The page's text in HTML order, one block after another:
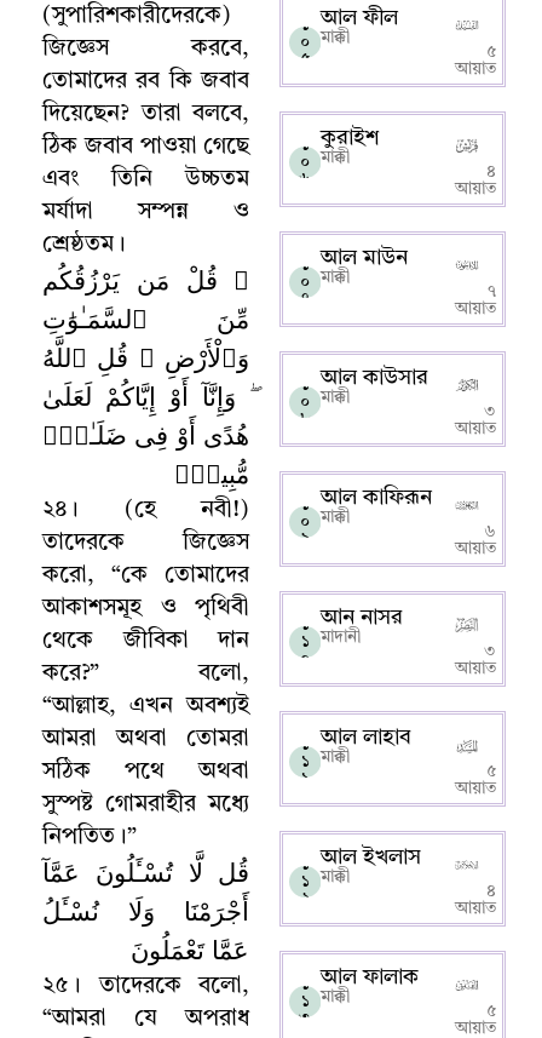
(সুপারিশকারীদেরকে)
জিজ্ঞেস করবে,
তোমাদের রব কি জবাব
দিয়েছেন?তারা বলবে,
ঠিক জবাব পাওয়া গেছে
এবং তিনি উচ্চতম
মর্যাদা সম্পন্ন ও
শ্রেষ্ঠতম ।
۞ قُلْ مَن يَرْزُقُكُم
مِّنَ ٱلسَّمَـٰوَٰتِ
وَٱلْأَرْضِ ۖ قُلِ ٱللَّهُ
ۖ وَإِنَّآ أَوْ إِيَّاكُمْ لَعَلَىٰ
هُدًى أَوْ فِى ضَلَـٰلٍۢ
مُّبِينٍۢ
২৪ ।
(হে নবী!)
তাদেরকে জিজ্ঞেস
করো, “কে তোমাদের
আকাশসমূহ ও পৃথিবী
থেকে জীবিকা দান
করে?”বলো,
“আল্লাহ,এখন অবশ্যই
আমরা অথবা তোমরা
সঠিক পথে অথবা
সুস্পষ্ট গোমরাহীর মধ্যে
নিপতিত ।”
قُل لَّا تُسْـَٔلُونَ عَمَّآ
أَجْرَمْنَا وَلَا نُسْـَٔلُ
عَمَّا تَعْمَلُونَ
২৫ । তাদেরকে বলো,
“আমরা যে অপরাধ
১
০
৫
আল ফীল
মাক্কী
৫
আয়াত
১
০
৬
কুরাইশ
মাক্কী
৪
আয়াত
১
০
৭
আল মাউন
মাক্কী
৭
আয়াত
১
০
৮
আল কাউসার
মাক্কী
৩
আয়াত
১
০
৯
আল কাফিরূন
মাক্কী
৬
আয়াত
১
১
০
আন নাসর
মাদানী
৩
আয়াত
১
১
১
আল লাহাব
মাক্কী
৫
আয়াত
১
১
২
আল ইখলাস
মাক্কী
৪
আয়াত
১
১
৩
আল ফালাক
মাক্কী
৫
আয়াত